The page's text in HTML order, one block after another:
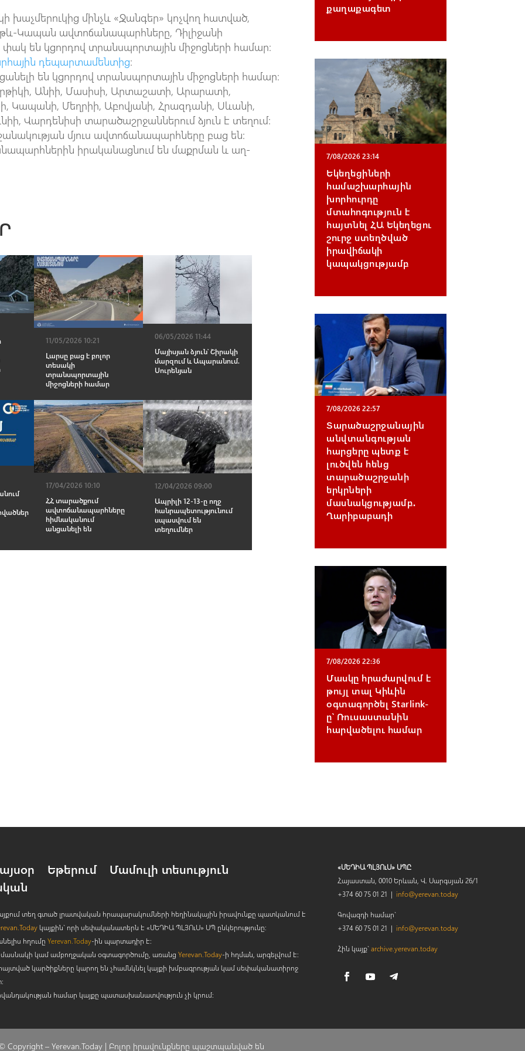
խաչմերուկից մինչև «Ջանգեր» կոչվող հատված,
Կապան ավտոճանապարհները, Դիլիջանի
փակ են կցորդով տրանսպորտային միջոցների համար։
դեպարտամենտից։
են կցորդով տրանսպորտային միջոցների համար։
Անիի, Մասիսի, Արտաշատի, Արարատի,
Կապանի, Մեղրիի, Աբովյանի, Հրազդանի, Սևանի,
Վարդենիսի տարածաշրջաններում ձյուն է տեղում։
մյուս ավտոճանապարհները բաց են:
իրականացնում են մաքրման և աղ-
11/05/2026 10:21
Լարսը բաց է բոլոր
տեսակի
տրանսպորտային
միջոցների համար
06/05/2026 11:44
Մայիսյան ձյուն՝ Շիրակի
մարզում և Ապարանում.
Սուրենյան
17/04/2026 10:10
ՀՀ տարածքում
ավտոճանապարհները
հիմնականում
անցանելի են
12/04/2026 09:00
Ապրիլի 12-13-ը ողջ
հանրապետությունում
սպասվում են
տեղումներ
քաղաքագետ
7/08/2026 23:14
Եկեղեցիների
համաշխարհային
խորհուրդը
մտահոգություն է
հայտնել ՀԱ Եկեղեցու
շուրջ ստեղծված
իրավիճակի
կապակցությամբ
7/08/2026 22:57
Տարածաշրջանային
անվտանգության
հարցերը պետք է
լուծվեն հենց
տարածաշրջանի
երկրների
մասնակցությամբ․
Ղարիբաբադի
7/08/2026 22:36
Մասկը հրաժարվում է
թույլ տալ Կիևին
օգտագործել Starlink-
ը՝ Ռուսաստանին
հարվածելու համար
Եթերում
Մամուլի տեսություն
տեղ գտած լրատվական հրապարակումների հեղինակային իրավունքը պատկանում է
կայքին` որի սեփականատերն է «ՄԵԴԻԱ ՊԼՅՈւՍ» ՍՊ ընկերությունը։
հղումըYerevan.Today-ին պարտադիր է:
մասնակի կամ ամբողջական օգտագործումը, առանցYerevan.Today-ի հղման, արգելվում է:
կարծիքները կարող են չհամնկնել կայքի խմբագրության կամ սեփականատիրոջ
համար կայքը պատասխանատվություն չի կրում:
«ՄԵԴԻԱ ՊԼՅՈւՍ» ՍՊԸ
Հայաստան, 0010 Երևան, Վ. Սարգսյան 26/1
+374 60 75 01 21 | info@yerevan.today
Գովազդի համար`
+374 60 75 01 21 | info@yerevan.today
Հին կայք`archive.yerevan.today
Copyright – Yerevan.Today | Բոլոր իրավունքները պաշտպանված են